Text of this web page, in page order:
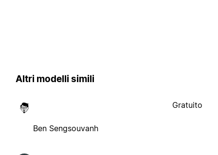
Altri modelli simili
Ben Sengsouvanh
Gratuito